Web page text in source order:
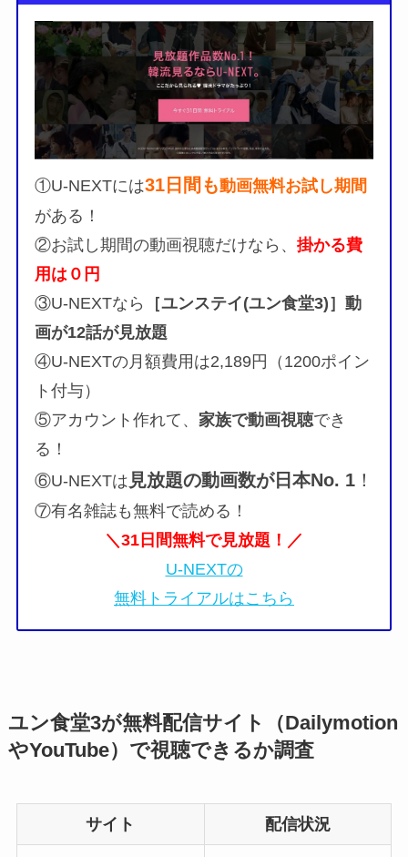
①U-NEXTには31日間も動画無料お試し期間
がある！
②お試し期間の動画視聴だけなら、 掛かる費
用は０円
③U-NEXTなら
［ユンステイ(ユン食堂3)］動
画が12話が見放題
④U-NEXTの月額費用は2,189円（1200ポイン
ト付与）
⑤アカウント作れて、 家族で動画視聴でき
る！
⑥U-NEXTは 見放題の動画数が日本No. 1！
⑦有名雑誌も無料で読める！
＼31日間無料で見放題！／
U-NEXTの
無料トライアルはこちら
ユン食堂3が無料配信サイト（Dailymotion
やYouTube）で視聴できるか調査
サイト 配信状況